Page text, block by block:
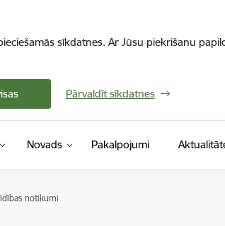
sīkdatnes. Ar Jūsu piekrišanu
Pārvaldīt sīkdatnes
Novads Pakalpojumi
notikumi